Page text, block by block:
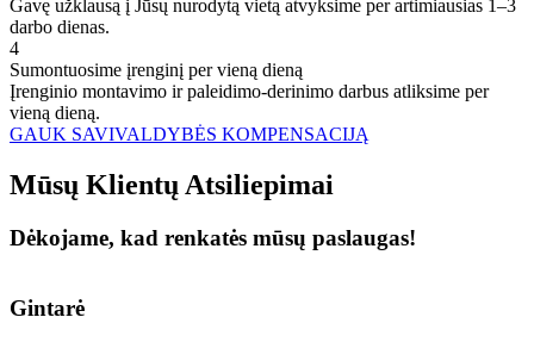
Gavę užklausą į Jūsų nurodytą vietą atvyksime per artimiausias 1–3
darbo dienas.
4
Sumontuosime įrenginį per vieną dieną
Įrenginio montavimo ir paleidimo-derinimo darbus atliksime per
vieną dieną.
GAUK SAVIVALDYBĖS KOMPENSACIJĄ
Mūsų Klientų Atsiliepimai
Dėkojame, kad renkatės mūsų paslaugas!
Gintarė